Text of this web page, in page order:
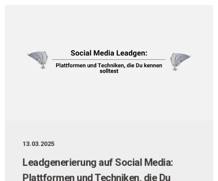
13.03.2025
Leadgenerierung auf Social Media:
Plattformen und Techniken, die Du